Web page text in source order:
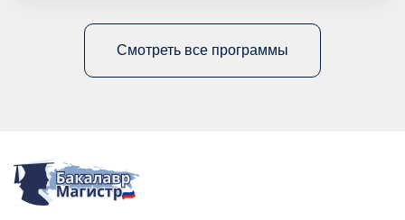
Смотреть все программы